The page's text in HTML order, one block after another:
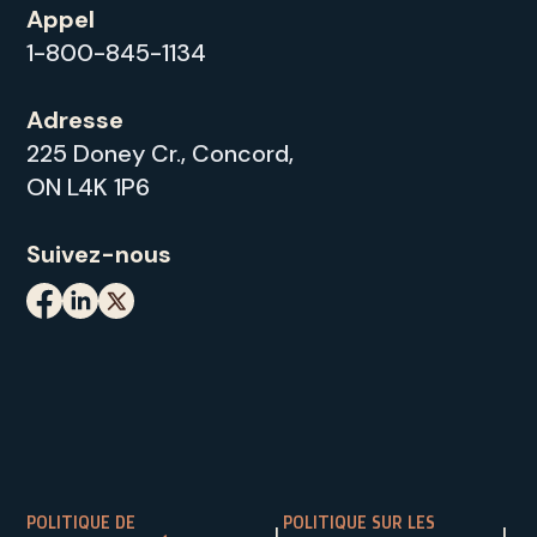
Appel
1-800-845-1134
Adresse
225 Doney Cr., Concord,
ON L4K 1P6
Suivez-nous
POLITIQUE DE
POLITIQUE SUR LES